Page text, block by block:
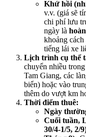
Khứ hồi
v.v. (giá sẽ
chi phí lưu
ngày là
khoảng
tiếng lái xe
Lịch trình cụ thể
chuyển nhiều
Tam Giang, các
biển) hoặc vào
thêm do vượt km
Thời điểm thuê:
Ngày
Cuối tuần,
30/4-1/5, 2/